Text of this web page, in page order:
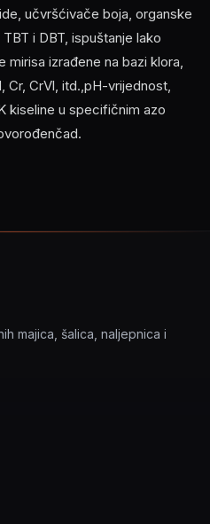
učvršćivače boja, organske
i DBT, ispuštanje lako
mirisa izrađene na bazi klora,
Cr, CrVl, itd.,pH-vrijednost,
kiseline u specifičnim azo
majica, šalica, naljepnica i